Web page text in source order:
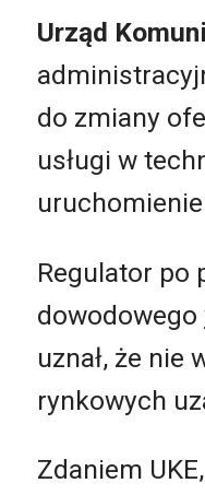
Urząd
do zmiany
usługi w
Regulator po
dowodowego
uznał, że nie
rynkowych
Zdaniem